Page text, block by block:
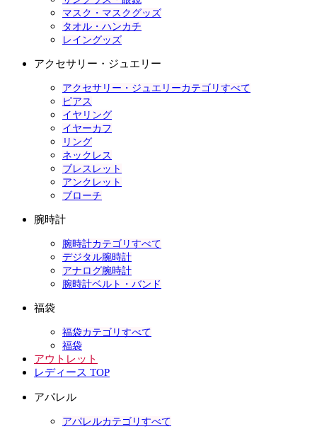
マスク・マスクグッズ
タオル・ハンカチ
レイングッズ
アクセサリー・ジュエリー
アクセサリー・ジュエリーカテゴリすべて
ピアス
イヤリング
イヤーカフ
リング
ネックレス
ブレスレット
アンクレット
ブローチ
腕時計
腕時計カテゴリすべて
デジタル腕時計
アナログ腕時計
腕時計ベルト・バンド
福袋
福袋カテゴリすべて
福袋
アウトレット
レディース TOP
アパレル
アパレルカテゴリすべて